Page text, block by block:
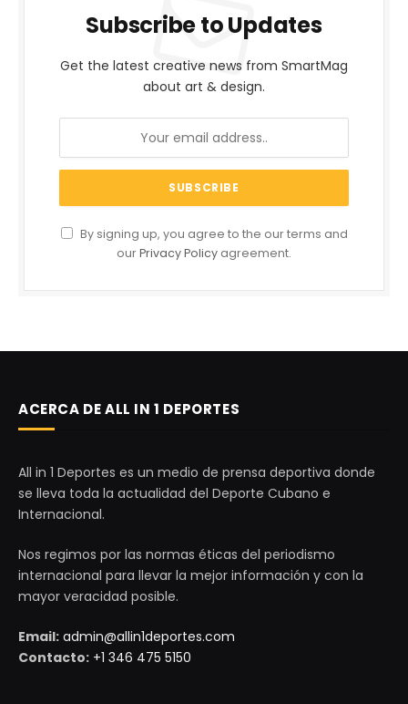
Subscribe to Updates
Get the latest creative news from SmartMag
about art & design.
By signing up, you agree to the our terms and
ourPrivacy Policy agreement.
ACERCA DE ALL IN 1 DEPORTES
All in 1 Deportes es un medio de prensa deportiva donde
se lleva toda la actualidad del Deporte Cubano e
Internacional.
Nos regimos por las normas éticas del periodismo
internacional para llevar la mejor información y con la
mayor veracidad posible.
Email: admin@allin1deportes.com
Contacto: +1 346 475 5150